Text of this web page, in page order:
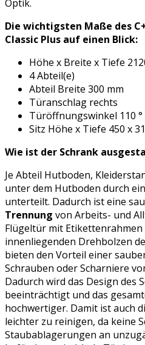
Optik.
Die wichtigsten Maße des
Classic Plus auf einen Blick:
Höhe x Breite x Tiefe
4 Abteil(e)
Abteil Breite 300 mm
Türanschlag rechts
Türöffnungswinkel 110 °
Sitz Höhe x Tiefe 450 x
Wie ist der Schrank
Je Abteil Hutboden,
unter dem Hutboden durch
unterteilt. Dadurch ist eine
Trennung von Arbeits- und
Flügeltür mit
innenliegenden Drehbolzen
bieten den Vorteil einer
Schrauben oder Scharniere
Dadurch wird das Design des
beeinträchtigt und das
hochwertiger. Damit ist auch
leichter zu reinigen, da keine
Staubablagerungen an